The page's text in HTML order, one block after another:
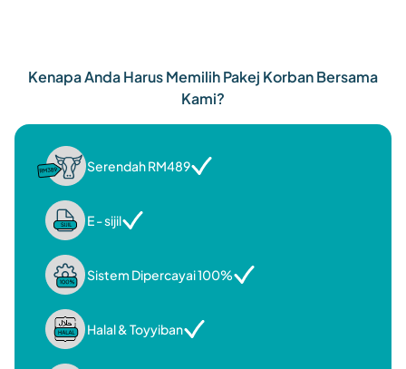
Kenapa Anda Harus Memilih Pakej Korban Bersama
Kami?
Serendah RM489
E - sijil
Sistem Dipercayai 100%
Halal & Toyyiban